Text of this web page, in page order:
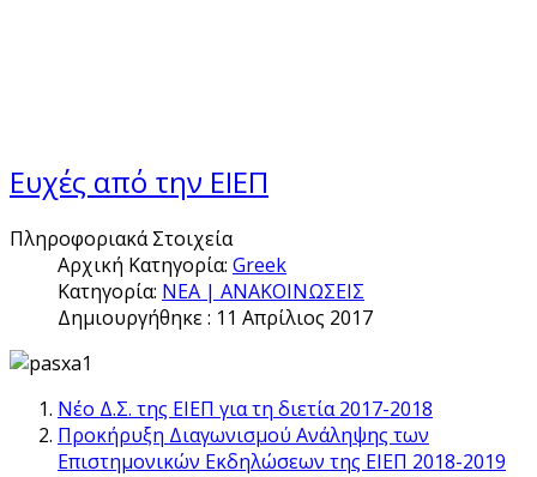
Ευχές από την ΕΙΕΠ
Πληροφοριακά Στοιχεία
Αρχική Κατηγορία: Greek
Κατηγορία: ΝΕΑ | ΑΝΑΚΟΙΝΩΣΕΙΣ
Δημιουργήθηκε : 11 Απρίλιος 2017
Νέο Δ.Σ. της ΕΙΕΠ για τη διετία 2017-2018
Προκήρυξη Διαγωνισμού Aνάληψης των
Επιστημονικών Εκδηλώσεων της ΕΙΕΠ 2018-2019